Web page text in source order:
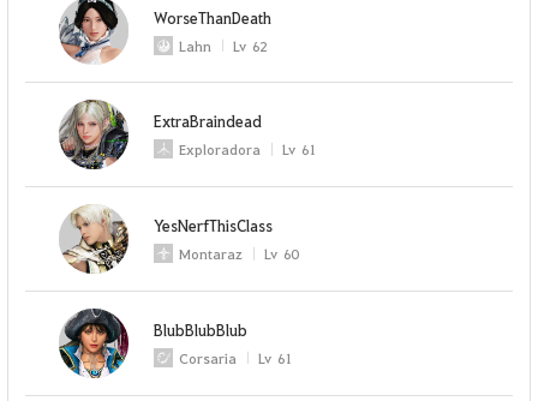
WorseThanDeath
Lahn Lv 62
ExtraBraindead
Exploradora Lv 61
YesNerfThisClass
Montaraz Lv 60
BlubBlubBlub
Corsaria Lv 61